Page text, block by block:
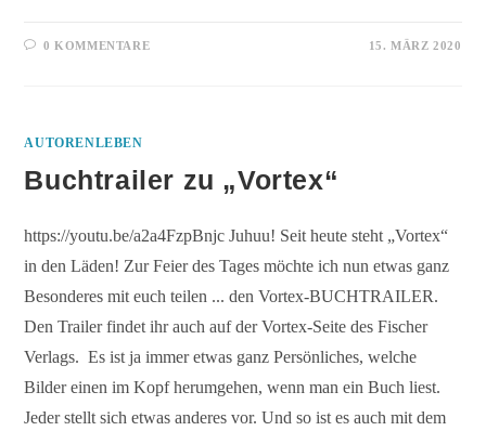
0 KOMMENTARE 15. MÄRZ 2020
AUTORENLEBEN
Buchtrailer zu „Vortex“
https://youtu.be/a2a4FzpBnjc Juhuu! Seit heute steht „Vortex“
in den Läden! Zur Feier des Tages möchte ich nun etwas ganz
Besonderes mit euch teilen ... den Vortex-BUCHTRAILER.
Den Trailer findet ihr auch auf der Vortex-Seite des Fischer
Verlags. Es ist ja immer etwas ganz Persönliches, welche
Bilder einen im Kopf herumgehen, wenn man ein Buch liest.
Jeder stellt sich etwas anderes vor. Und so ist es auch mit dem